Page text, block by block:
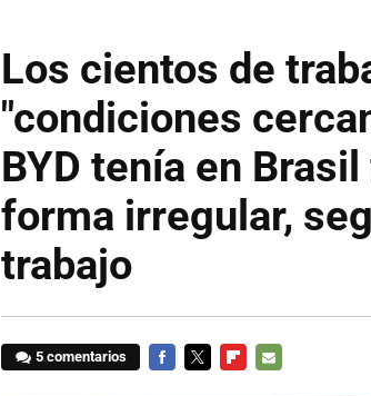
Los cientos de
"condiciones
BYD tenía en
forma irregular,
trabajo
5 comentarios